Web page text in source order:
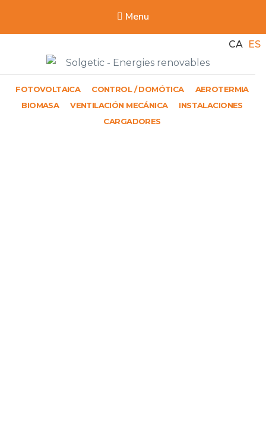
Menu
Serveis de energies renovables per a edificis
CA ES
FOTOVOLTAICA CONTROL / DOMÓTICA
AEROTERMIA
BIOMASA
VENTILACIÓN MECÁNICA
INSTALACIONES
CARGADORES